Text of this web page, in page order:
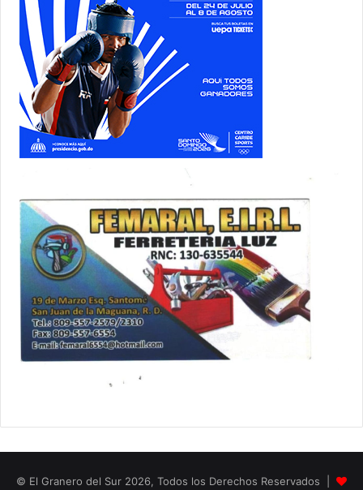
© El Granero del Sur 2026, Todos los Derechos Reservados |